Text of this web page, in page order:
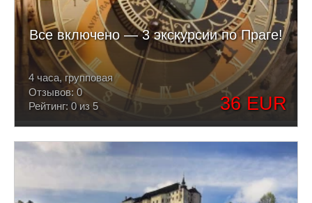
Все включено — 3 экскурсии по Праге!
36 EUR
4 часа, групповая
Отзывов: 0
Рейтинг: 0 из 5